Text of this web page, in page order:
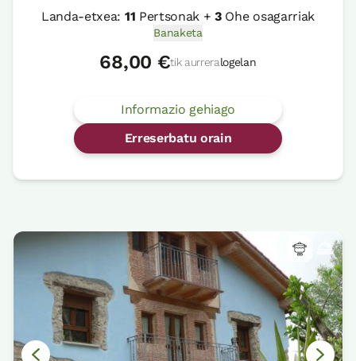
Landa-etxea: 11 Pertsonak +3Ohe osagarriak
Banaketa
68,00 €tik aurreralogelan
Informazio gehiago
Erreserbatu orain